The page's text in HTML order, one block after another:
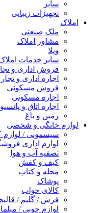
سایر
تجهیزات زیبایی
املاک
ملک صنعتی
مشاور املاک
ویلا
سایر خدمات املاک
فروش اداری و تجاری
اجاره اداری و تجاری
فروش مسکونی
اجاره مسکونی
اجاره اتاق و پانسیون
زمین و باغ
لوازم خانگی و شخصی
سیسمونی / لوازم کودک
لوازم اداری فروشگاهی
تصفیه آب و هوا
کیف و کفش
مجله و کتاب
پوشاک
کالای خواب
فرش / گلیم / قالیچه
لوازم چوبی / مبلمان